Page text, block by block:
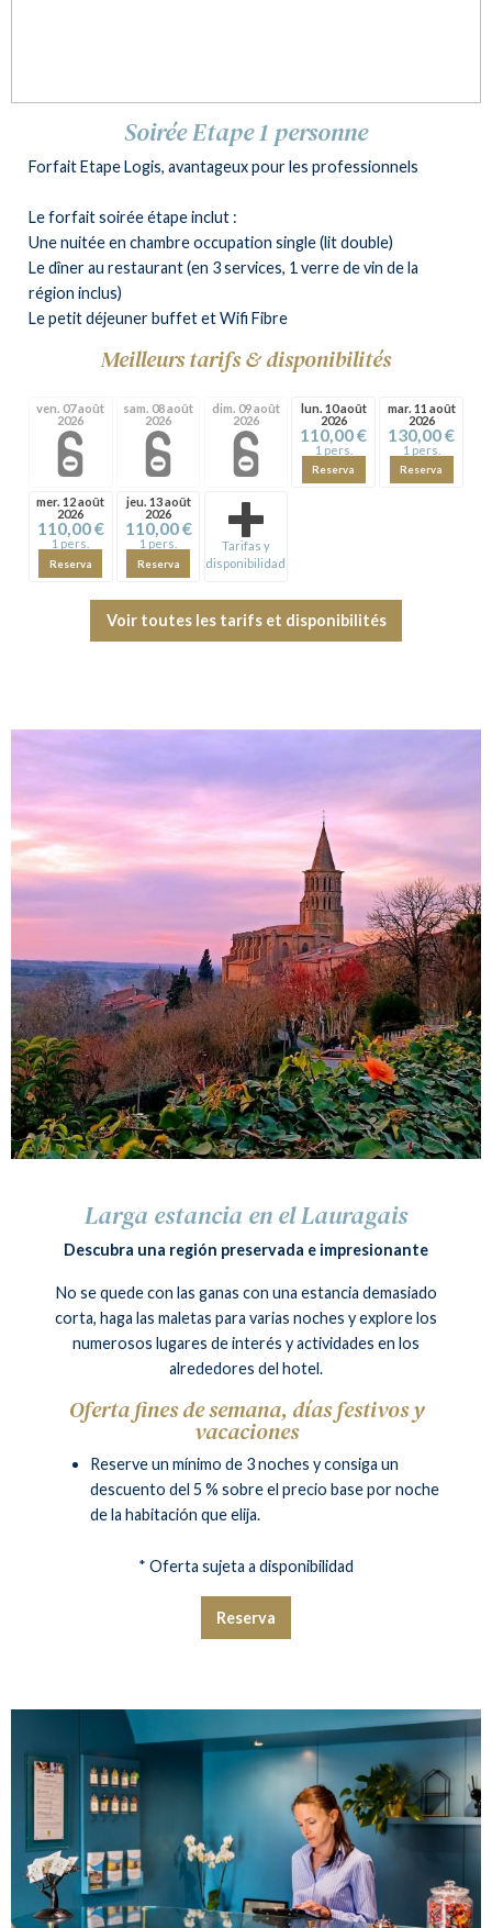
Soirée Etape 1 personne
Forfait Etape Logis, avantageux pour les professionnels
Le forfait soirée étape inclut :
Une nuitée en chambre occupation single (lit double)
Le dîner au restaurant (en 3 services, 1 verre de vin de la
région inclus)
Le petit déjeuner buffet et Wifi Fibre
Meilleurs tarifs & disponibilités
ven. 07 août
2026
sam. 08 août
2026
dim. 09 août
2026
lun. 10 août
2026
110,00 €
1 pers.
Reserva
mar. 11 août
2026
130,00 €
1 pers.
Reserva
mer. 12 août
2026
110,00 €
1 pers.
Reserva
jeu. 13 août
2026
110,00 €
1 pers.
Reserva
Tarifas y
disponibilidad
Voir toutes les tarifs et disponibilités
Larga estancia en el Lauragais
Descubra una región preservada e impresionante
No se quede con las ganas con una estancia demasiado
corta, haga las maletas para varias noches y explore los
numerosos lugares de interés y actividades en los
alrededores del hotel.
Oferta fines de semana, días festivos y
vacaciones
Reserve un mínimo de 3 noches y consiga un
descuento del 5 % sobre el precio base por noche
de la habitación que elija.
* Oferta sujeta a disponibilidad
Reserva